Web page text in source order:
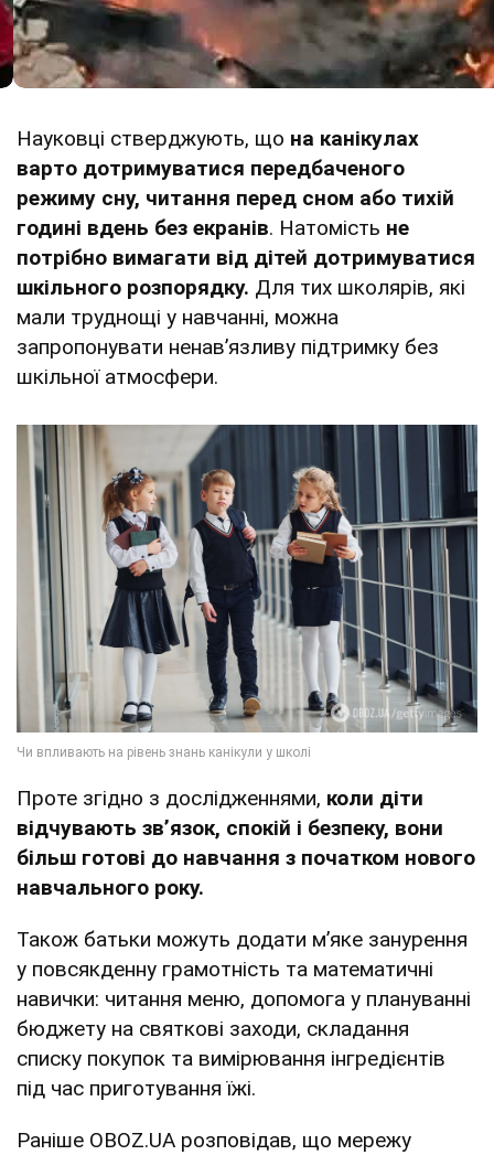
Науковці стверджують, що на канікулах
варто дотримуватися передбаченого
режиму сну, читання перед сном або тихій
годині вдень без екранів. Натомість не
потрібно вимагати від дітей дотримуватися
шкільного розпорядку. Для тих школярів, які
мали труднощі у навчанні, можна
запропонувати ненавʼязливу підтримку без
шкільної атмосфери.
Проте згідно з дослідженнями, коли діти
відчувають зв’язок, спокій і безпеку, вони
більш готові до навчання з початком нового
навчального року.
Також батьки можуть додати м’яке занурення
у повсякденну грамотність та математичні
навички: читання меню, допомога у плануванні
бюджету на святкові заходи, складання
списку покупок та вимірювання інгредієнтів
під час приготування їжі.
Раніше OBOZ.UA розповідав, що мережу